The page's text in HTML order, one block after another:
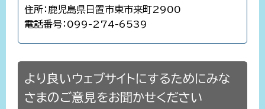
住所：鹿児島県日置市東市来町2900
電話番号：099-274-6539
より良いウェブサイトにするためにみな
さまのご意見をお聞かせください